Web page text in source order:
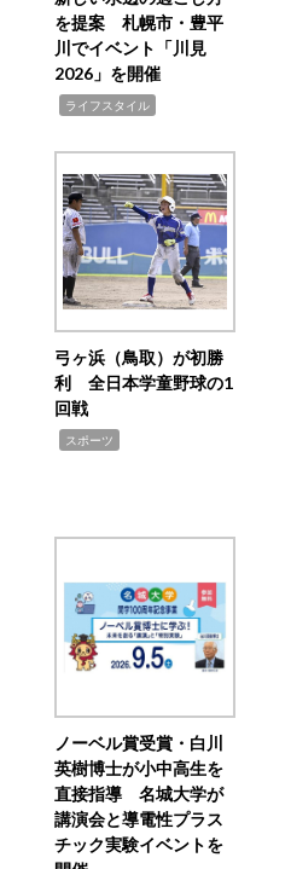
を提案 札幌市・豊平
川でイベント「川見
2026」を開催
ライフスタイル
弓ヶ浜（鳥取）が初勝
利 全日本学童野球の1
回戦
スポーツ
ノーベル賞受賞・白川
英樹博士が小中高生を
直接指導 名城大学が
講演会と導電性プラス
チック実験イベントを